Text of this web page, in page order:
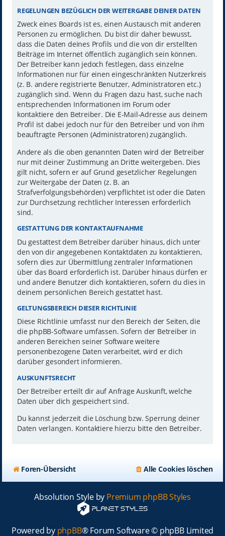
REGELUNGEN BEZÜGLICH DER WEITERGABE DEINER DATEN
Zweck eines Boards ist es, einen Austausch mit anderen
Personen zu ermöglichen. Du bist dir daher bewusst,
dass die Daten deines Profils und die von dir erstellten
Beiträge im Internet öffentlich zugänglich sein können.
Der Betreiber kann jedoch festlegen, dass einzelne
Informationen nur für einen eingeschränkten Nutzerkreis
(z. B. andere registrierte Benutzer, Administratoren etc.)
zugänglich sind. Wenn du Fragen dazu hast, suche nach
entsprechenden Informationen im Forum oder
kontaktiere den Betreiber. Die E-Mail-Adresse aus deinem
Profil ist dabei jedoch nur für den Betreiber und von ihm
beauftragte Personen (Administratoren) zugänglich.
Andere als die oben genannten Daten wird der Betreiber
nur mit deiner Zustimmung an Dritte weitergeben. Dies
gilt nicht, sofern er auf Grund gesetzlicher Regelungen
zur Weitergabe der Daten (z. B. an
Strafverfolgungsbehörden) verpflichtet ist oder die Daten
zur Durchsetzung rechtlicher Interessen erforderlich
sind.
GESTATTUNG DER KONTAKTAUFNAHME
Du gestattest dem Betreiber darüber hinaus, dich unter
den von dir angegebenen Kontaktdaten zu kontaktieren,
sofern dies zur Übermittlung zentraler Informationen
über das Board erforderlich ist. Darüber hinaus dürfen er
und andere Benutzer dich kontaktieren, sofern du dies in
deinem persönlichen Bereich gestattet hast.
GELTUNGSBEREICH DIESER RICHTLINIE
Diese Richtlinie umfasst nur den Bereich der Seiten, die
die phpBB-Software umfassen. Sofern der Betreiber in
anderen Bereichen seiner Software weitere
personenbezogene Daten verarbeitet, wird er dich
darüber gesondert informieren.
AUSKUNFTSRECHT
Der Betreiber erteilt dir auf Anfrage Auskunft, welche
Daten über dich gespeichert sind.
Du kannst jederzeit die Löschung bzw. Sperrung deiner
Daten verlangen. Kontaktiere hierzu bitte den Betreiber.
Foren-Übersicht Alle Cookies löschen
Absolution Style by Premium phpBB Styles
Powered by phpBB® Forum Software © phpBB Limited